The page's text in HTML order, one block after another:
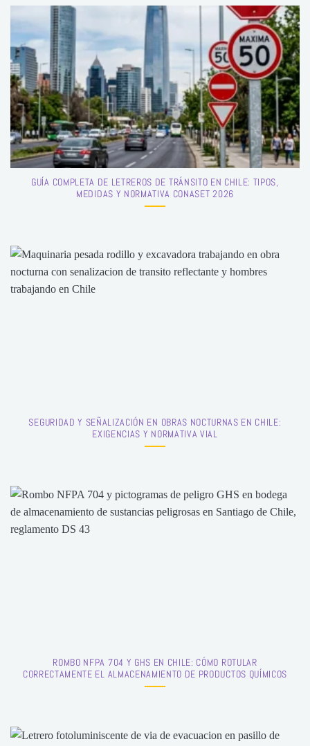
GUÍA COMPLETA DE LETREROS DE TRÁNSITO EN CHILE: TIPOS,
MEDIDAS Y NORMATIVA CONASET 2026
SEGURIDAD Y SEÑALIZACIÓN EN OBRAS NOCTURNAS EN CHILE:
EXIGENCIAS Y NORMATIVA VIAL
ROMBO NFPA 704 Y GHS EN CHILE: CÓMO ROTULAR
CORRECTAMENTE EL ALMACENAMIENTO DE PRODUCTOS QUÍMICOS